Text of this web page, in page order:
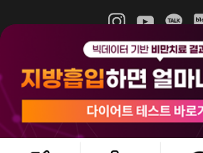
365mc 병·의원 이용약관
홈페이
비급여진료수가
(주)365mcㅣ서울특별시 서초구 서초대로52길 7,
120-87-04354ㅣ김남철
COPYRIGHT(C) 2025 365mc. ALL RIGHTS